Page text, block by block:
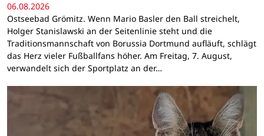
06.08.2026
Ostseebad Grömitz. Wenn Mario Basler den Ball streichelt,
Holger Stanislawski an der Seitenlinie steht und die
Traditionsmannschaft von Borussia Dortmund aufläuft, schlägt
das Herz vieler Fußballfans höher. Am Freitag, 7. August,
verwandelt sich der Sportplatz an der…